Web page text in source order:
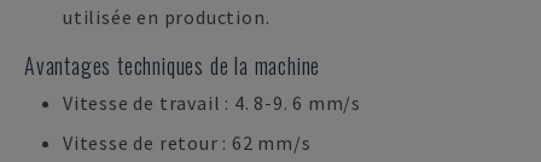
utilisée en production.
Avantages techniques de la machine
Vitesse de travail : 4. 8-9. 6 mm/s
Vitesse de retour : 62 mm/s